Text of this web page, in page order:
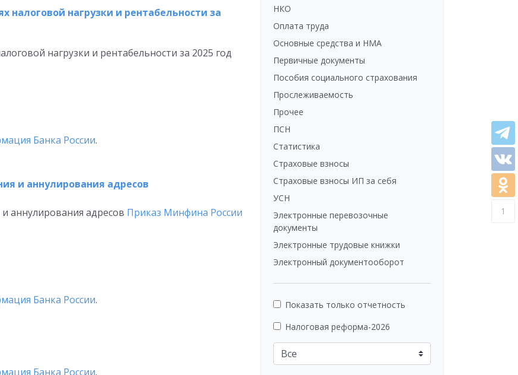
налоговой нагрузки и рентабельности за
нагрузки и рентабельности за 2025 год
Банка России.
и аннулирования адресов
аннулирования адресов Приказ Минфина России
Банка России.
Банка России.
1
НКО
Оплата труда
Основные средства и НМА
Первичные документы
Пособия социального страхования
Прослеживаемость
Прочее
ПСН
Статистика
Страховые взносы
Страховые взносы ИП за себя
УСН
Электронные перевозочные
документы
Электронные трудовые книжки
Электронный документооборот
Показать только отчетность
Налоговая реформа-2026